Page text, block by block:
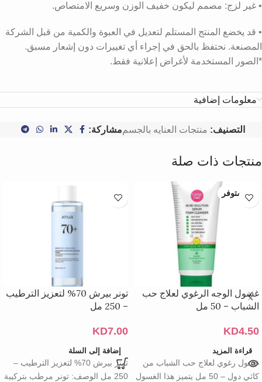
• غير لزج: مصمم ليكون خفيف الوزن وسريع الامتصاص.
• قد يخضع المنتج المستلم لتعديل في العبوة والكمية من قبل الشركة
المصنعة. نحتفظ بالحق في إجراء أي تغييرات دون إشعار مسبق.
*الصور المستخدمة لأغراض إعلانية فقط.
معلومات إضافية
التصنيف: منتجات العنايه بالجسممشاركة:
منتجات ذات صلة
غير متوفر
غسول الوجه الرغوي لعلاج حب
الشباب – 50 مل
KD4.50
قراءة المزيد
غسول رغوي لعلاج حب الشباب من
كاثي دول – 50 مل يتميز هذا الغسول
تونر بيرش 70% لتعزيز الترطيب
– 250 مل
KD7.00
إضافة إلى السلة
تونر بيرش 70% لتعزيز الترطيب –
250 مل الوصف: تونر مرطب بتركيبة